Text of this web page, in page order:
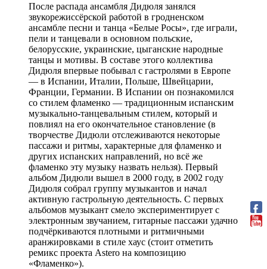
После распада ансамбля Дидюля занялся
звукорежиссёрской работой в гродненском
ансамбле песни и танца «Белые Росы», где играли,
пели и танцевали в основном польские,
белорусские, украинские, цыганские народные
танцы и мотивы. В составе этого коллектива
Дидюля впервые побывал с гастролями в Европе
— в Испании, Италии, Польше, Швейцарии,
Франции, Германии. В Испании он познакомился
со стилем фламенко — традиционным испанским
музыкально-танцевальным стилем, который и
повлиял на его окончательное становление (в
творчестве Дидюли отслеживаются некоторые
пассажи и ритмы, характерные для фламенко и
других испанских направлений, но всё же
фламенко эту музыку назвать нельзя). Первый
альбом Дидюли вышел в 2000 году, в 2002 году
Дидюля собрал группу музыкантов и начал
активную гастрольную деятельность. С первых
альбомов музыкант смело экспериментирует с
электронным звучанием, гитарные пассажи удачно
подчёркиваются плотными и ритмичными
аранжировками в стиле хаус (стоит отметить
ремикс проекта Astero на композицию
«Фламенко»).